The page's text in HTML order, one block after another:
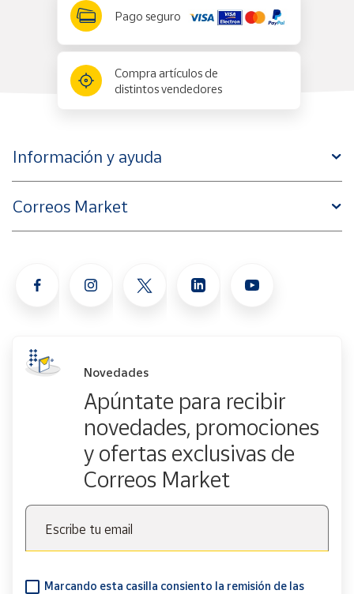
Pago seguro
Compra artículos de
distintos vendedores
Información y ayuda
Correos Market
Novedades
Apúntate para recibir
novedades, promociones
y ofertas exclusivas de
Correos Market
Escribe tu email
Marcando esta casilla consiento la remisión de las